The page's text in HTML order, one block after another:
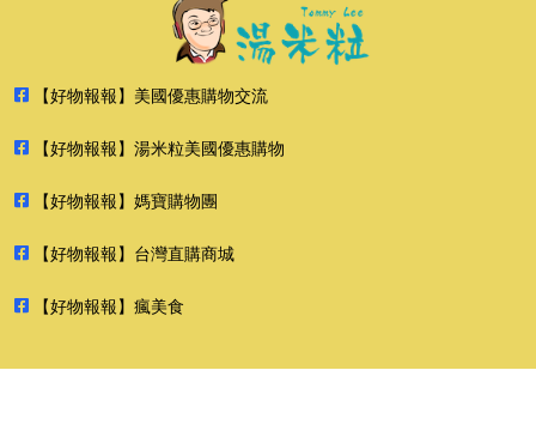
【好物報報】美國優惠購物交流
【好物報報】湯米粒美國優惠購物
【好物報報】媽寶購物團
【好物報報】台灣直購商城
【好物報報】瘋美食